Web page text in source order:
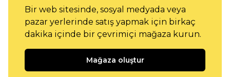
Bir web sitesinde, sosyal medyada veya
pazar yerlerinde satış yapmak için birkaç
dakika içinde bir çevrimiçi mağaza kurun.
Mağaza oluştur